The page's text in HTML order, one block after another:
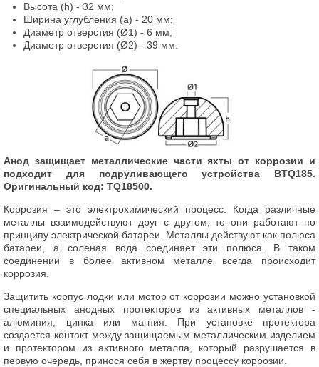
Высота (h) - 32 мм;
Ширина углубления (а) - 20 мм;
Диаметр отверстия (Ø1) - 6 мм;
Диаметр отверстия (Ø2) - 39 мм.
Анод защищает металлические части яхты от коррозии и
подходит для подруливающего устройства BTQ185.
Оригинальный код: TQ18500.
Коррозия – это электрохимический процесс. Когда различные
металлы взаимодействуют друг с другом, то они работают по
принципу электрической батареи. Металлы действуют как полюса
батареи, а соленая вода соединяет эти полюса. В таком
соединении в более активном металле всегда происходит
коррозия.
Защитить корпус лодки или мотор от коррозии можно установкой
специальных анодных протекторов из активных металлов -
алюминия, цинка или магния. При установке протектора
создается контакт между защищаемым металлическим изделием
и протектором из активного металла, который разрушается в
первую очередь, принося себя в жертву процессу коррозии.